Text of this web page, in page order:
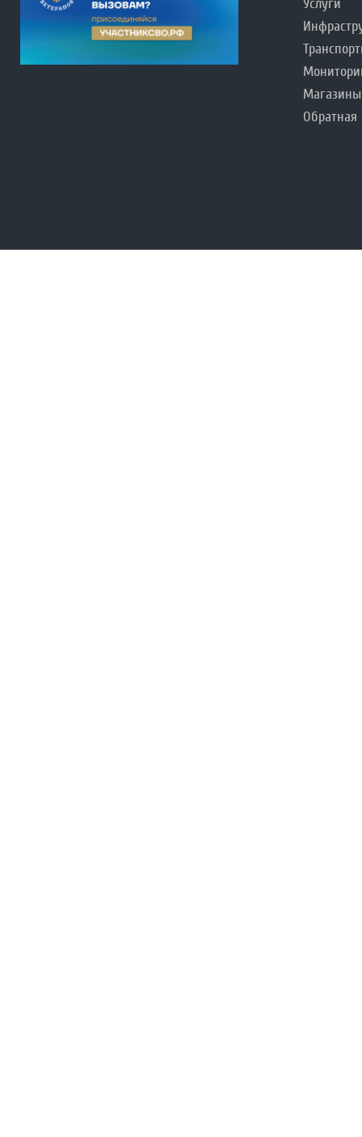
Услуги
Магазины
Обратная